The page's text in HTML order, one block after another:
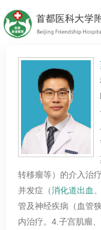
转移瘤等）的介入治
并发症（消化道出血
管及神经疾病（血管
内治疗。4.子宫肌瘤